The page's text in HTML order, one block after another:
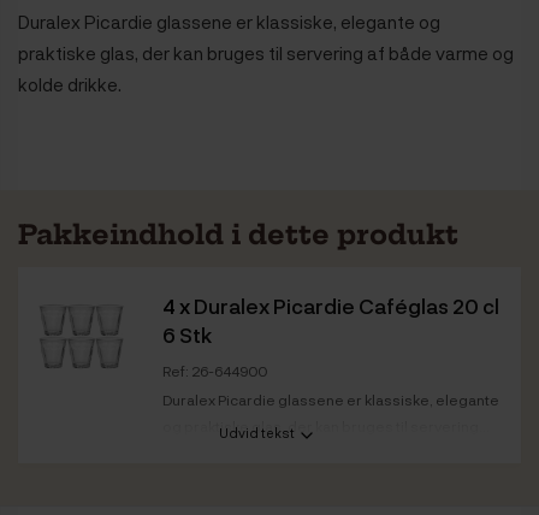
Duralex Picardie glassene er klassiske, elegante og
praktiske glas, der kan bruges til servering af både varme og
kolde drikke.
Pakkeindhold i dette produkt
4 xDuralex Picardie Caféglas 20 cl
6 Stk
Ref: 26-644900
Duralex Picardie glassene er klassiske, elegante
og praktiske glas, der kan bruges til servering...
Udvid tekst